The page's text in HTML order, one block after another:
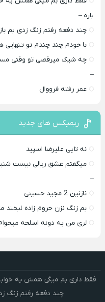
باره –
چند دفعه رفتم زنگ زدی بم
با خودم چند چندم تو تنهایی
چه شیک میرقصی تو وقتی
–
عمر رفته فرووال
ریمیکس های جدید
نه تایی علیرضا اسپید
میگفتم عشق ریالی نیست
–
نازنین 2 مجید حسینی
بم زنگ نزن حروم زاده لبخند
لری من یه دونه اسلحه
فقط داری بم میگی همش یه
چند دفعه رفتم زنگ